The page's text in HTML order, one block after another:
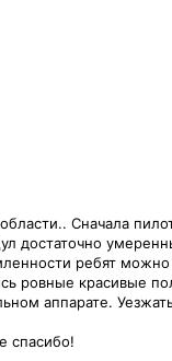
Сначала
достаточно
ребят
ровные красивые
аппарате.
спасибо!